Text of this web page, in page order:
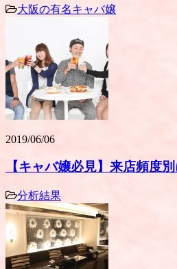
大阪の有名キャバ嬢
2019/06/06
【キャバ嬢必見】来店頻度
分析結果